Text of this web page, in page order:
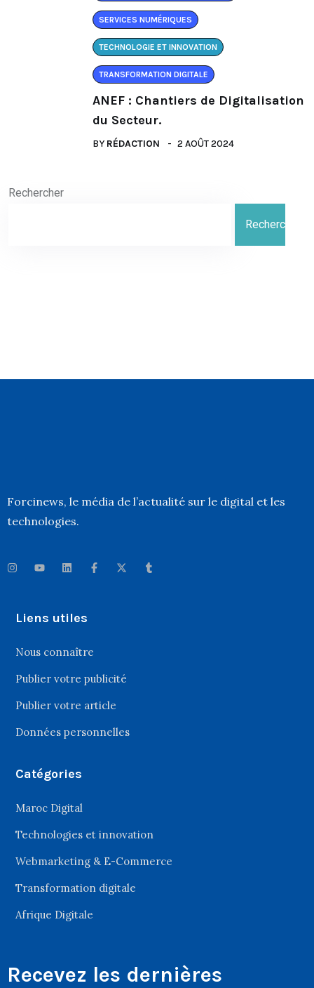
SERVICES NUMÉRIQUES
TECHNOLOGIE ET INNOVATION
TRANSFORMATION DIGITALE
ANEF : Chantiers de Digitalisation
du Secteur.
BY RÉDACTION 2 AOÛT 2024
Rechercher
Rechercher
Forcinews, le média de l’actualité sur le digital et les
technologies.
Liens utiles
Nous connaître
Publier votre publicité
Publier votre article
Données personnelles
Catégories
Maroc Digital
Technologies et innovation
Webmarketing & E-Commerce
Transformation digitale
Afrique Digitale
Recevez les dernières